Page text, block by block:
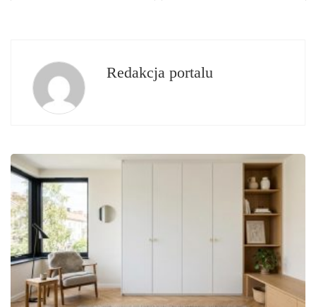
Redakcja portalu